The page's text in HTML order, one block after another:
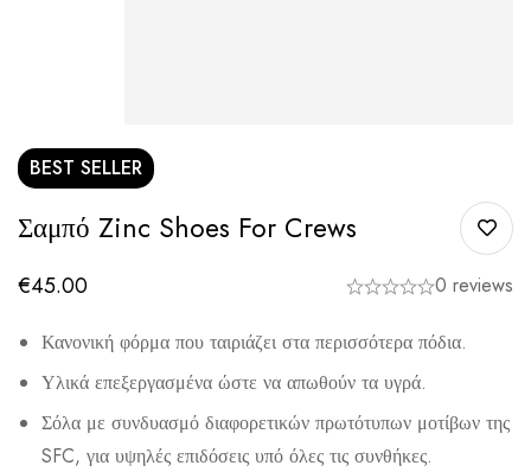
BEST SELLER
Σαμπό Zinc Shoes For Crews
€45.00 0 reviews
Κανονική φόρμα που ταιριάζει στα περισσότερα πόδια.
Υλικά επεξεργασμένα ώστε να απωθούν τα υγρά.
Σόλα με συνδυασμό διαφορετικών πρωτότυπων μοτίβων της
SFC, για υψηλές επιδόσεις υπό όλες τις συνθήκες.